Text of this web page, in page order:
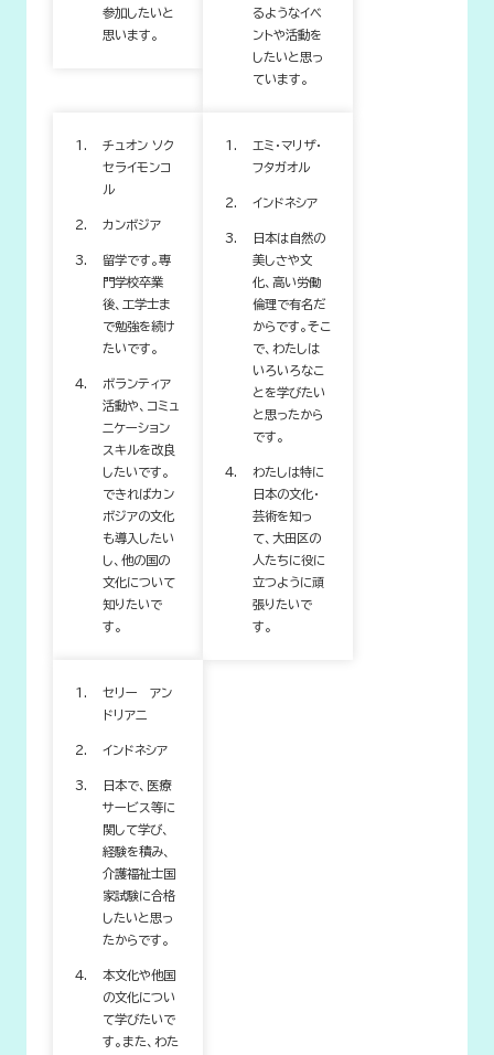
参加したいと
思います。
るようなイベ
ントや活動を
したいと思っ
ています。
チュオン ソク
セライモンコ
ル
カンボジア
留学です。専
門学校卒業
後、工学士ま
で勉強を続け
たいです。
ボランティア
活動や、コミュ
ニケーション
スキルを改良
したいです。
できればカン
ボジアの文化
も導入したい
し、他の国の
文化について
知りたいで
す。
エミ・マリザ・
フタガオル
インドネシア
日本は自然の
美しさや文
化、高い労働
倫理で有名だ
からです。そこ
で、わたしは
いろいろなこ
とを学びたい
と思ったから
です。
わたしは特に
日本の文化・
芸術を知っ
て、大田区の
人たちに役に
立つように頑
張りたいで
す。
セリー アン
ドリアニ
インドネシア
日本で、医療
サービス等に
関して学び、
経験を積み、
介護福祉士国
家試験に合格
したいと思っ
たからです。
本文化や他国
の文化につい
て学びたいで
す。また、わた